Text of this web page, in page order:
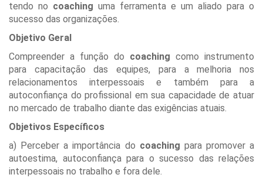
tendo no coaching uma ferramenta e um aliado para o
sucesso das organizações.
Objetivo Geral
Compreender a função do coaching como instrumento
para capacitação das equipes, para a melhoria nos
relacionamentos interpessoais e também para a
autoconfiança do profissional em sua capacidade de atuar
no mercado de trabalho diante das exigências atuais.
Objetivos Específicos
a) Perceber a importância do coaching para promover a
autoestima, autoconfiança para o sucesso das relações
interpessoais no trabalho e fora dele.